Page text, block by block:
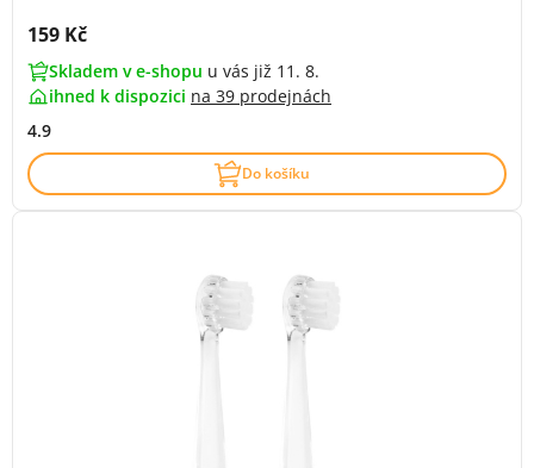
Cena s DPH:
159 Kč
Skladem v e-shopu u vás již 11. 8.
ihned k dispozici na 39 prodejnách
4.9
Do košíku